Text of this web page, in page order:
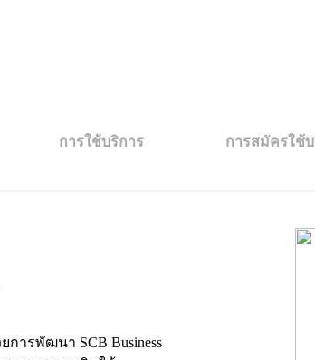
การใช้บริการ การสมัครใช้
ารพัฒนา SCB Business